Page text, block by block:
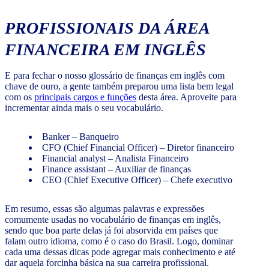
PROFISSIONAIS DA ÁREA
FINANCEIRA EM INGLÊS
E para fechar o nosso glossário de finanças em inglês com
chave de ouro, a gente também preparou uma lista bem legal
com os principais cargos e funções desta área. Aproveite para
incrementar ainda mais o seu vocabulário.
Banker – Banqueiro
CFO (Chief Financial Officer) – Diretor financeiro
Financial analyst – Analista Financeiro
Finance assistant – Auxiliar de finanças
CEO (Chief Executive Officer) – Chefe executivo
Em resumo, essas são algumas palavras e expressões
comumente usadas no vocabulário de finanças em inglês,
sendo que boa parte delas já foi absorvida em países que
falam outro idioma, como é o caso do Brasil. Logo, dominar
cada uma dessas dicas pode agregar mais conhecimento e até
dar aquela forcinha básica na sua carreira profissional.